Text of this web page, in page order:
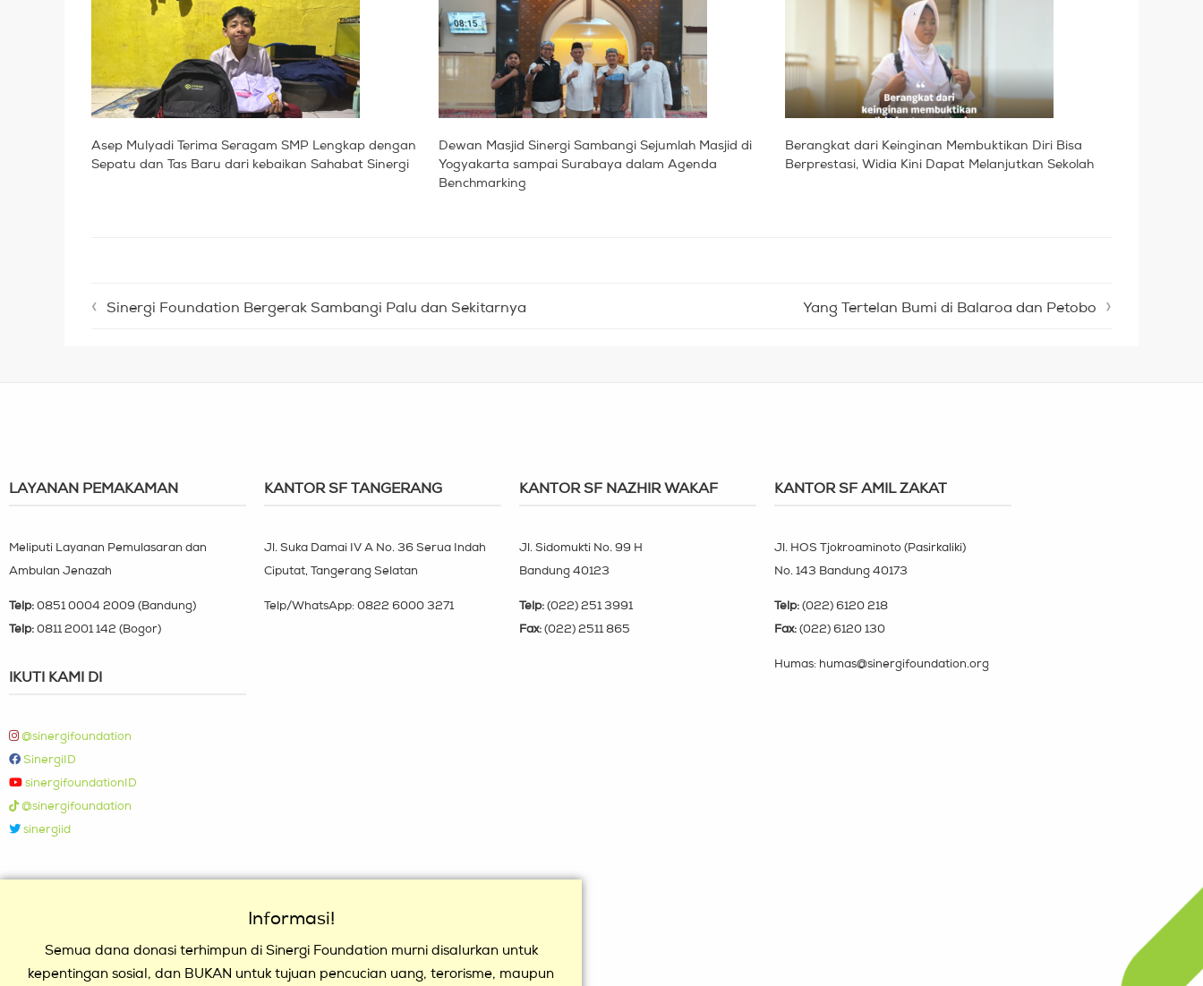
Asep Mulyadi Terima Seragam SMP Lengkap dengan
Sepatu dan Tas Baru dari kebaikan Sahabat Sinergi
Dewan Masjid Sinergi Sambangi Sejumlah Masjid di
Yogyakarta sampai Surabaya dalam Agenda
Benchmarking
Berangkat dari Keinginan Membuktikan Diri Bisa
Berprestasi, Widia Kini Dapat Melanjutkan Sekolah
Sinergi Foundation Bergerak Sambangi Palu dan Sekitarnya Yang Tertelan Bumi di Balaroa dan Petobo
LAYANAN PEMAKAMAN
Meliputi Layanan Pemulasaran dan
Ambulan Jenazah
Telp: 0851 0004 2009 (Bandung)
Telp: 0811 2001 142 (Bogor)
IKUTI KAMI DI
@sinergifoundation
SinergiID
sinergifoundationID
@sinergifoundation
sinergiid
KANTOR SF TANGERANG
Jl. Suka Damai IV A No. 36 Serua Indah
Ciputat, Tangerang Selatan
Telp/WhatsApp: 0822 6000 3271
KANTOR SF NAZHIR WAKAF
Jl. Sidomukti No. 99 H
Bandung 40123
Telp: (022) 251 3991
Fax: (022) 2511 865
KANTOR SF AMIL ZAKAT
Jl. HOS Tjokroaminoto (Pasirkaliki)
No. 143 Bandung 40173
Telp: (022) 6120 218
Fax: (022) 6120 130
Humas: humas@sinergifoundation.org
Informasi!
Semua dana donasi terhimpun di Sinergi Foundation murni disalurkan untuk
kepentingan sosial, dan BUKAN untuk tujuan pencucian uang, terorisme, maupun